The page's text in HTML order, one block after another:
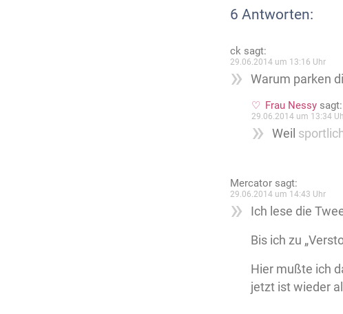
6 Antworten:
ck sagt:
29.06.2014 um 13:16 Uhr
Warum parken
Frau Nessy sagt:
29.06.2014 um 13:34
Weil
Mercator sagt:
29.06.2014 um 14:43 Uhr
Ich lese die
Bis ich zu
Hier mußte ich
jetzt ist wieder